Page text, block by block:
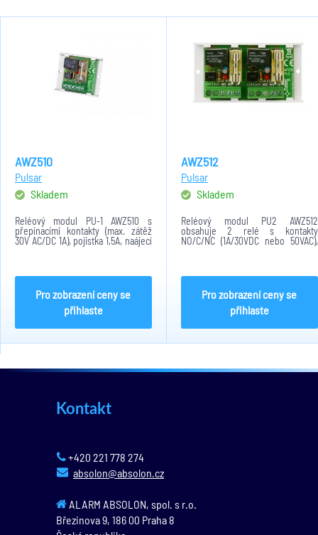
AWZ510
Pulsar
Skladem
Reléový modul PU-1 AWZ510 s
přepínacími kontakty (max. zátěž
30V AC/DC 1A), pojistka 1,5A, naájecí
napětí cívky relé 10÷16 VDC/VAC,
Pro zobrazení ceny se
přihlaste
AWZ512
Pulsar
Skladem
Reléový modul PU2 AWZ512
obsahuje 2 relé s kontakty
NO/C/NC (1A/30VDC nebo 50VAC),
mm.
Pro zobrazení ceny se
přihlaste
Kontakt
+420 221 778 274
absolon@absolon.cz
ALARM ABSOLON, spol. s r.o.
Březinova 9, 186 00 Praha 8